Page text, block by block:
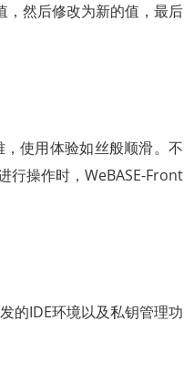
然后修改为新的值，最后
使用体验如丝般顺滑。不
行操作时，WeBASE-Front
的IDE环境以及私钥管理功